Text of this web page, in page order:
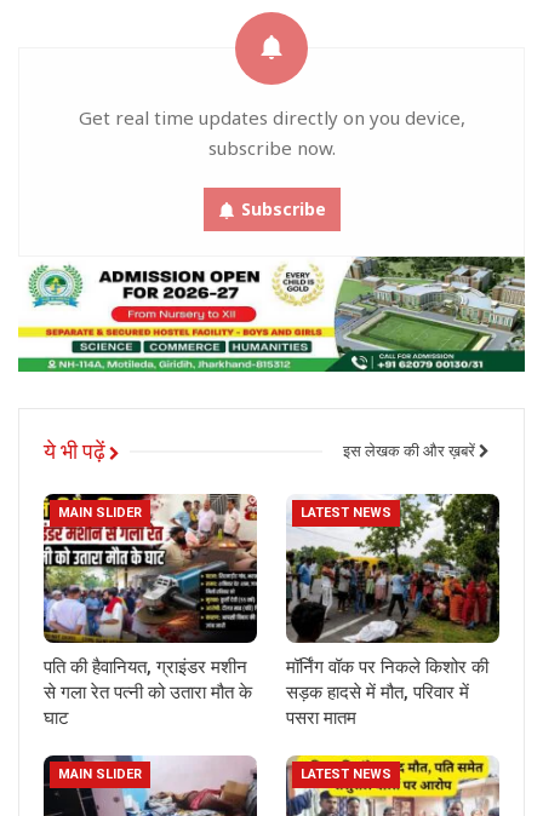
Get real time updates directly on you device,
subscribe now.
Subscribe
ये भी पढ़ें इस लेखक की और ख़बरें
MAIN SLIDER
पति की हैवानियत, ग्राइंडर मशीन
से गला रेत पत्नी को उतारा मौत के
घाट
LATEST NEWS
मॉर्निंग वॉक पर निकले किशोर की
सड़क हादसे में मौत, परिवार में
पसरा मातम
MAIN SLIDER LATEST NEWS